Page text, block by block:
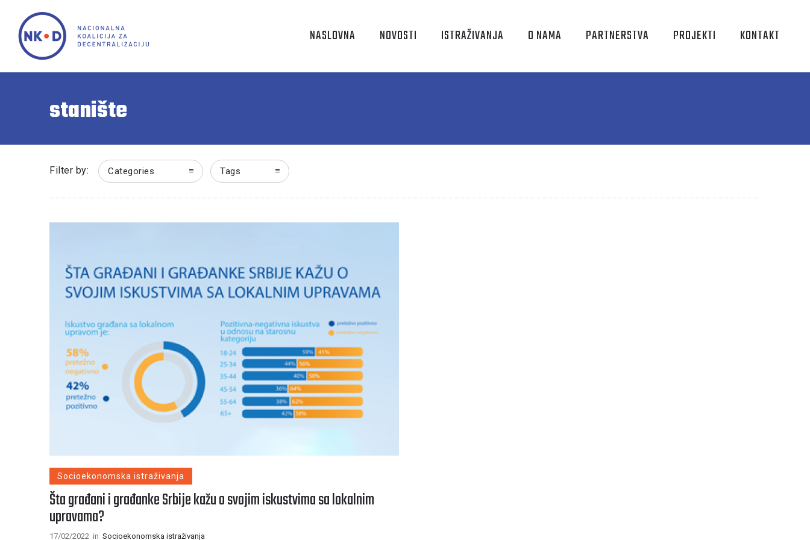
NASLOVNA NOVOSTI ISTRAŽIVANJA O NAMA PARTNERSTVA PROJEKTI KONTAKT
stanište
Filter by: Categories Tags
Socioekonomska istraživanja
Šta građani i građanke Srbije kažu o svojim iskustvima sa lokalnim
upravama?
17/02/2022 in Socioekonomska istraživanja